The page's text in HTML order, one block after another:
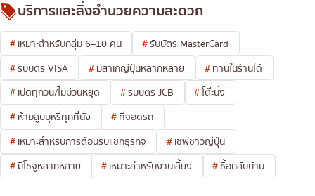
บริการและสิ่งอำนวยความสะดวก
เหมาะสำหรับกลุ่ม 6–10 คน
รับบัตร MasterCard
รับบัตร VISA
มีสาเกญี่ปุ่นหลากหลาย
ทานในร้านได้
เปิดทุกวัน/ไม่มีวันหยุด
รับบัตร JCB
โต๊ะนั่ง
ห้ามสูบบุหรี่ทุกที่นั่ง
ที่จอดรถ
เหมาะสำหรับการต้อนรับแขกธุรกิจ
เชฟชาวญี่ปุ่น
มีโชจูหลากหลาย
เหมาะสำหรับงานเลี้ยง ซื้อกลับบ้าน